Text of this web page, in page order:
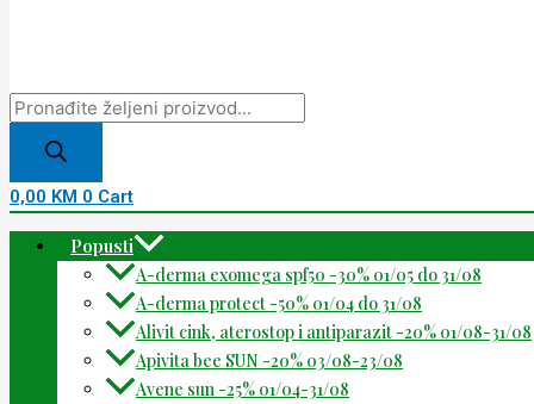
0,00 KM 0 Cart
Popusti
A-derma exomega spf50 -30% 01/05 do 31/08
A-derma protect -50% 01/04 do 31/08
Alivit cink, aterostop i antiparazit -20% 01/08-31/08
Apivita bee SUN -20% 03/08-23/08
Avene sun -25% 01/04-31/08